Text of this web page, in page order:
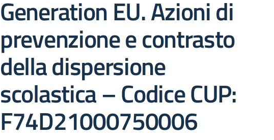
Generation EU. Azioni di
prevenzione e contrasto
della dispersione
scolastica – Codice CUP:
F74D21000750006